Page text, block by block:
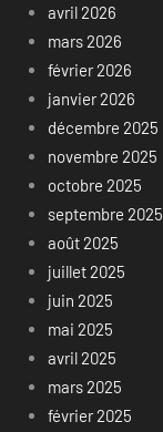
avril 2026
mars 2026
février 2026
janvier 2026
décembre 2025
novembre 2025
octobre 2025
septembre 2025
août 2025
juillet 2025
juin 2025
mai 2025
avril 2025
mars 2025
février 2025